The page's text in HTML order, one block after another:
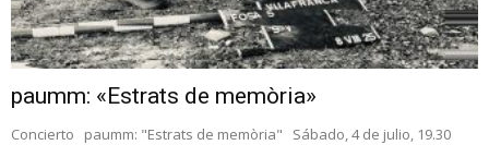
paumm: «Estrats de memòria»
Concierto paumm: "Estrats de memòria" Sábado, 4 de julio, 19.30